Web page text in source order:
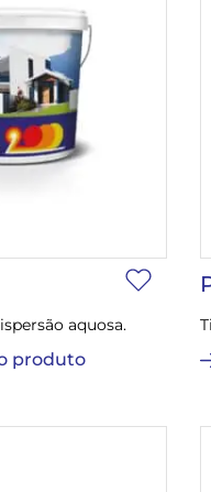
aquosa.
produto